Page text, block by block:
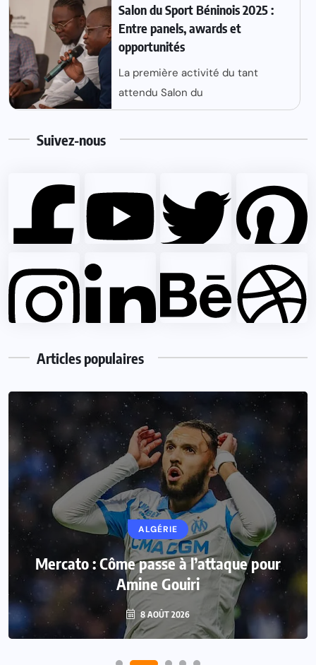
Salon du Sport Béninois 2025 :
Entre panels, awards et
opportunités
La première activité du tant
attendu Salon du
Suivez-nous
30 k+
Like
Subscrib
Followers
25 k+
Followers
25 k+ 17 k+ Followers
Articles populaires
ALGÉRIE
Mercato : Côme passe à l’attaque pour
Amine Gouiri
8 AOÛT 2026